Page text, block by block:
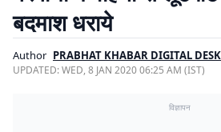
बदमाश धराये
Author PRABHAT KHABAR DIGITAL DESK
UPDATED:WED, 8 JAN 2020 06:25 AM (IST)
विज्ञापन